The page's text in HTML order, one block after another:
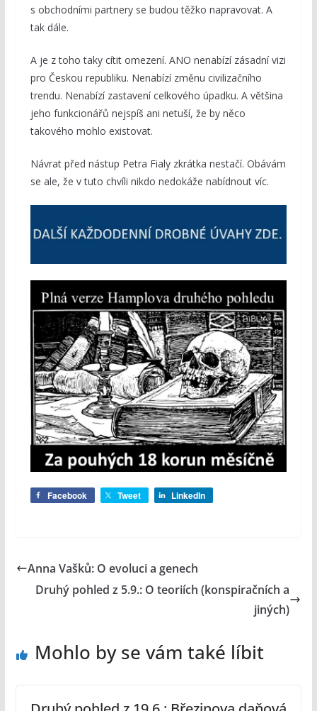
s obchodními partnery se budou těžko napravovat. A
tak dále.
A je z toho taky cítit omezení. ANO nenabízí zásadní vizi
pro Českou republiku. Nenabízí změnu civilizačního
trendu. Nenabízí zastavení celkového úpadku. A většina
jeho funkcionářů nejspíš ani netuší, že by něco
takového mohlo existovat.
Návrat před nástup Petra Fialy zkrátka nestačí. Obávám
se ale, že v tuto chvíli nikdo nedokáže nabídnout víc.
Facebook Tweet LinkedIn
Anna Vašků: O evoluci a genech
Druhý pohled z 5.9.: O teoriích (konspiračních a
jiných)
Mohlo by se vám také líbit